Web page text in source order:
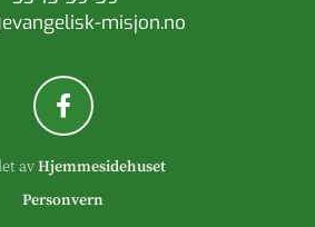
misjon.no
avHjemmesidehuset
Personvern